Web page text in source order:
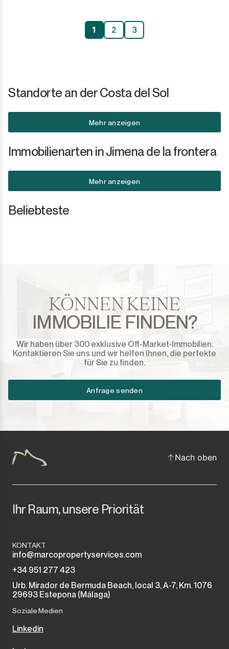
1 2 3
Standorte an der Costa del Sol
Mehr anzeigen
Immobilienarten in Jimena de la frontera
Mehr anzeigen
Beliebteste
KÖNNEN KEINE
IMMOBILIE FINDEN?
Wir haben über 300 exklusive Off-Market-Immobilien.
Kontaktieren Sie uns und wir helfen Ihnen, die perfekte
für Sie zu finden.
Anfrage senden
Nach oben
Ihr Raum, unsere Priorität
KONTAKT
info@marcopropertyservices.com
+34 951 277 423
Urb. Mirador de Bermuda Beach, local 3, A-7, Km. 1076
29693 Estepona (Málaga)
Soziale Medien
Linkedin